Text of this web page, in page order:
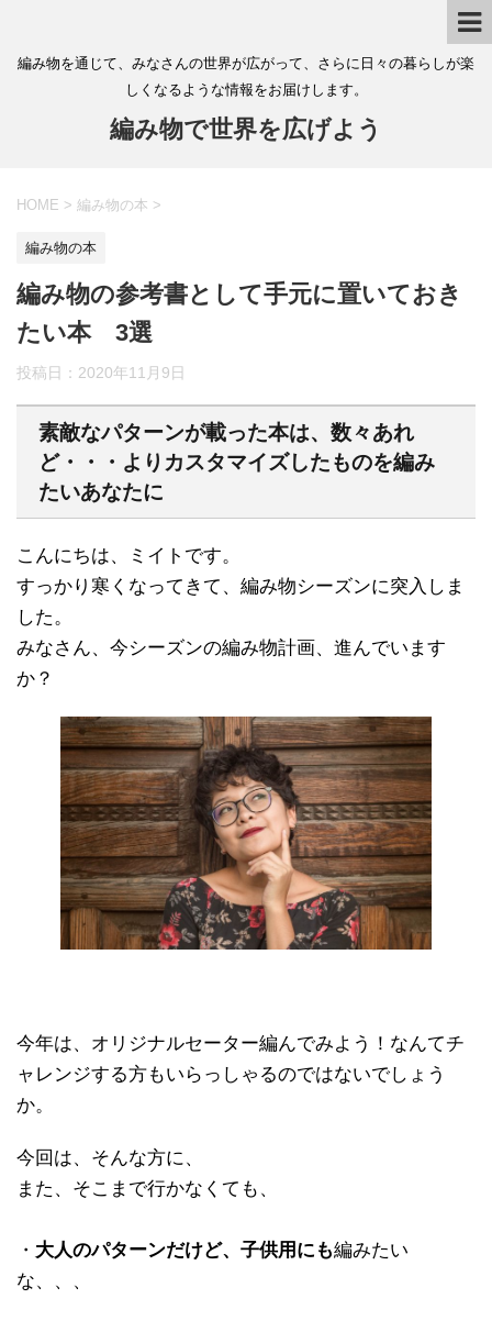
編み物を通じて、みなさんの世界が広がって、さらに日々の暮らしが楽
しくなるような情報をお届けします。
編み物で世界を広げよう
HOME > 編み物の本 >
編み物の本
編み物の参考書として手元に置いておき
たい本 3選
投稿日： 2020年11月9日
素敵なパターンが載った本は、数々あれ
ど・・・よりカスタマイズしたものを編み
たいあなたに
こんにちは、ミイトです。
すっかり寒くなってきて、編み物シーズンに突入しま
した。
みなさん、今シーズンの編み物計画、進んでいます
か？
今年は、オリジナルセーター編んでみよう！なんてチ
ャレンジする方もいらっしゃるのではないでしょう
か。
今回は、そんな方に、
また、そこまで行かなくても、
・ 大人のパターンだけど、子供用にも編みたい
な、、、